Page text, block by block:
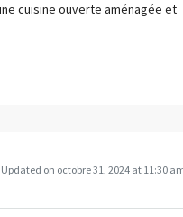
cuisine ouverte aménagée et
Updated on octobre 31, 2024 at 11:30